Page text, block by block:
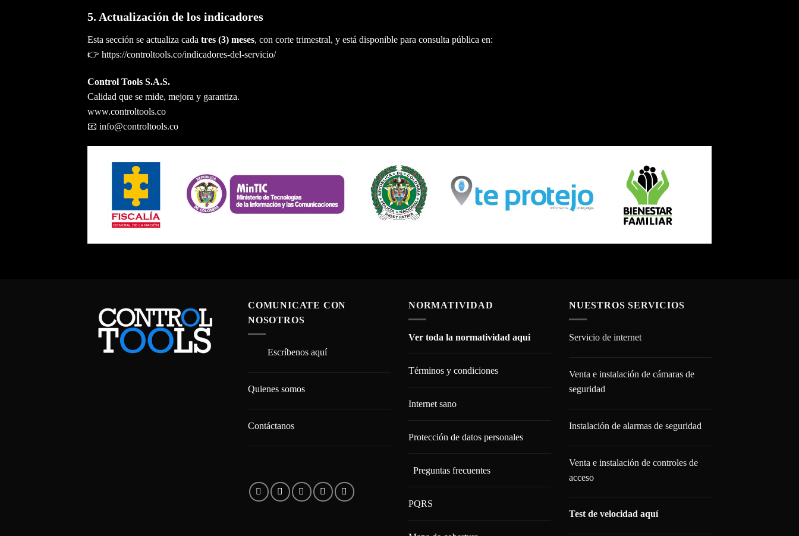
5. Actualización de los indicadores
Esta sección se actualiza cada tres (3) meses, con corte trimestral, y está disponible para consulta pública en:
👉 https://controltools.co/indicadores-del-servicio/
Control Tools S.A.S.
Calidad que se mide, mejora y garantiza.
www.controltools.co
📧 info@controltools.co
COMUNICATE CON
NOSOTROS
Escríbenos aquí
Quienes somos
Contáctanos
NORMATIVIDAD
Ver toda la normatividad aqui
Términos y condiciones
Internet sano
Protección de datos personales
Preguntas frecuentes
PQRS
NUESTROS SERVICIOS
Servicio de internet
Venta e instalación de cámaras de
seguridad
Instalación de alarmas de seguridad
Venta e instalación de controles de
acceso
Test de velocidad aquí